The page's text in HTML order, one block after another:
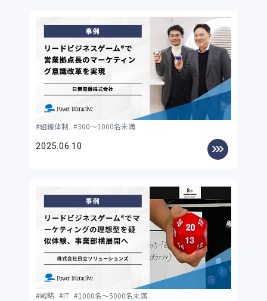
組織体制 300〜1000名未満
2025.06.10
戦略 IT 1000名～5000名未満